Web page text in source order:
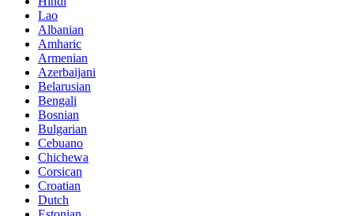
Lao
Albanian
Amharic
Armenian
Azerbaijani
Belarusian
Bengali
Bosnian
Bulgarian
Cebuano
Chichewa
Corsican
Croatian
Dutch